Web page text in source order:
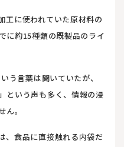
工に使われていた原材料の
に約15種類の既製品のライ
う言葉は聞いていたが、
という声も多く、情報の浸
。
、食品に直接触れる内袋だ